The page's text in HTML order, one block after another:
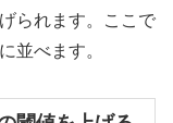
られます。ここで
並べます。